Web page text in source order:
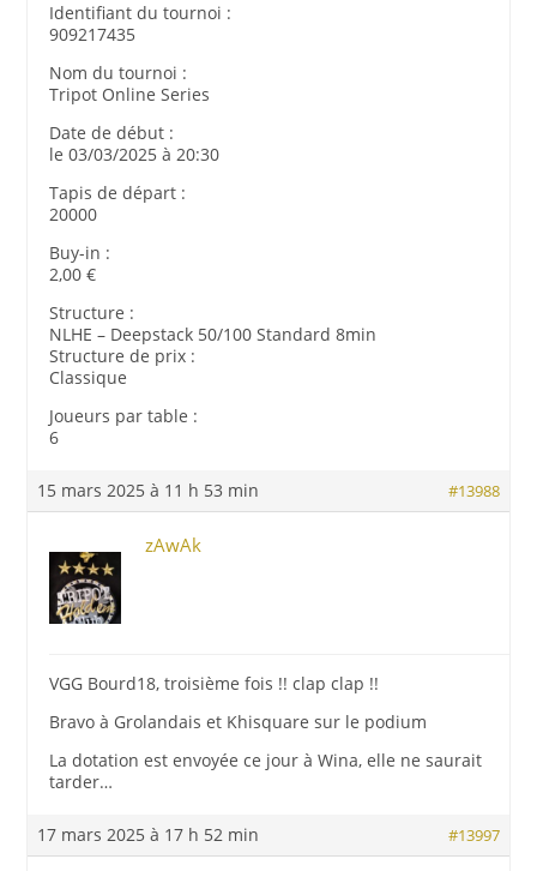
Identifiant du tournoi :
909217435
Nom du tournoi :
Tripot Online Series
Date de début :
le 03/03/2025 à 20:30
Tapis de départ :
20000
Buy-in :
2,00 €
Structure :
NLHE – Deepstack 50/100 Standard 8min
Structure de prix :
Classique
Joueurs par table :
6
15 mars 2025 à 11 h 53 min #13988
zAwAk
VGG Bourd18, troisième fois !! clap clap !!
Bravo à Grolandais et Khisquare sur le podium
La dotation est envoyée ce jour à Wina, elle ne saurait
tarder…
17 mars 2025 à 17 h 52 min #13997